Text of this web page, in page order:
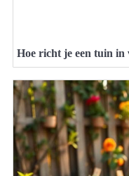
Hoe richt je een tuin in